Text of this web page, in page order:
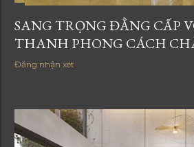
SANG TRỌNG ĐẲNG CẤP
THANH PHONG CÁCH
Đăng nhận xét